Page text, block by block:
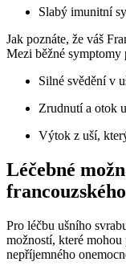
Slabý imunitní​
Jak poznáte, že váš
Mezi běžné symptomy⁢
Silné svědění v
Zrudnutí a otok‌
Výtok z uší,
Léčebné
Pro léčbu ušního
možností, které
nepříjemného